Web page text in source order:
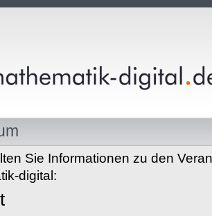
Sie Informationen zu den
digital: